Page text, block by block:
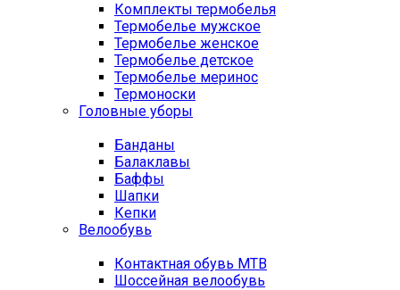
Комплекты термобелья
Термобелье мужское
Термобелье женское
Термобелье детское
Термобелье меринос
Термоноски
Головные уборы
Банданы
Балаклавы
Баффы
Шапки
Кепки
Велообувь
Контактная обувь MTB
Шоссейная велообувь